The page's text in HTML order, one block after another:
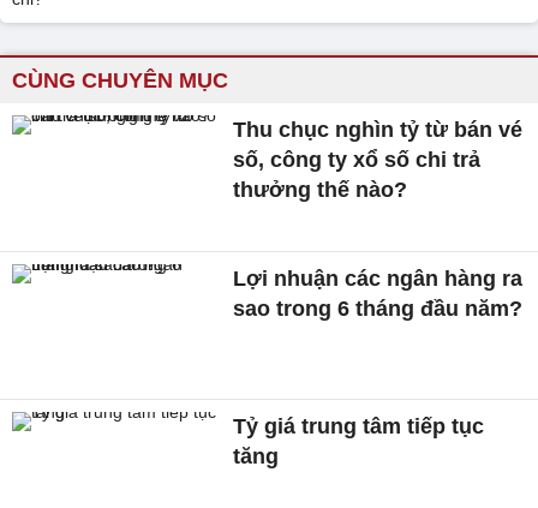
CÙNG CHUYÊN MỤC
Thu chục nghìn tỷ từ bán vé
số, công ty xổ số chi trả
thưởng thế nào?
Lợi nhuận các ngân hàng ra
sao trong 6 tháng đầu năm?
Tỷ giá trung tâm tiếp tục
tăng